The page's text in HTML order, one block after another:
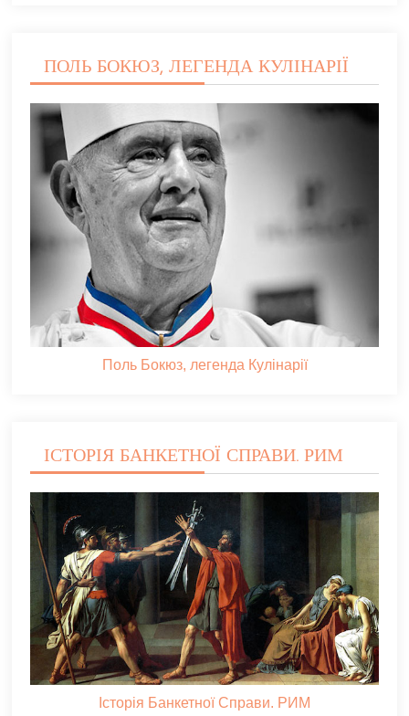
ПОЛЬ БОКЮЗ, ЛЕГЕНДА КУЛІНАРІЇ
Поль Бокюз, легенда Кулінарії
ІСТОРІЯ БАНКЕТНОЇ СПРАВИ. РИМ
Історія Банкетної Справи. РИМ